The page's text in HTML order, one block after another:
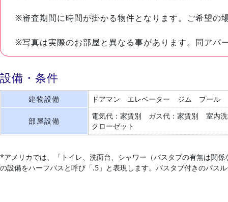
※審査期間に時間が掛かる物件となります。ご希望の
※写真は実際のお部屋と異なる事があります。同アパ
設備・条件
建物設備 ドアマン エレベーター ジム プール
部屋設備
電気代：家賃別 ガス代：家賃別
室内
クローゼット
*アメリカでは、「トイレ、洗面台、シャワー（バスタブの有無は関
の設備をハーフバスと呼び「.5」と表現します。バスタブ付きのバス